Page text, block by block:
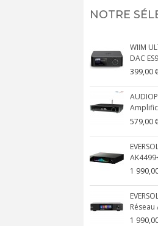
NOTRE
WIIM
DAC
399,00
579,00
1
Réseau
1